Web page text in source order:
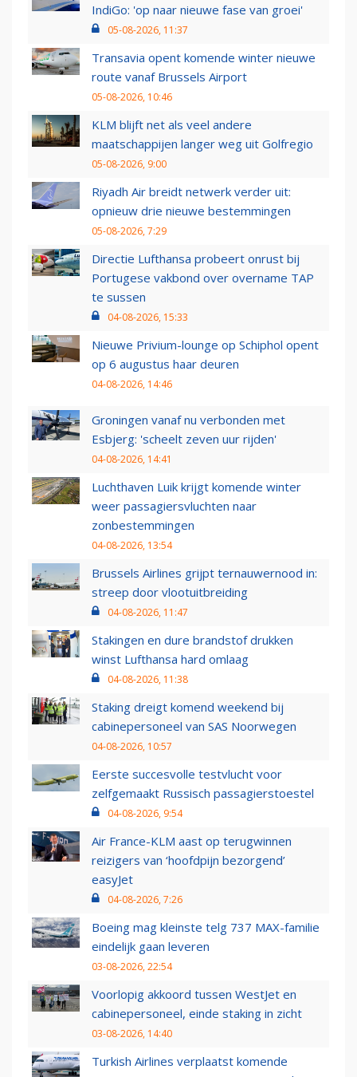
IndiGo: 'op naar nieuwe fase van groei'
05-08-2026, 11:37
Transavia opent komende winter nieuwe
route vanaf Brussels Airport
05-08-2026, 10:46
KLM blijft net als veel andere
maatschappijen langer weg uit Golfregio
05-08-2026, 9:00
Riyadh Air breidt netwerk verder uit:
opnieuw drie nieuwe bestemmingen
05-08-2026, 7:29
Directie Lufthansa probeert onrust bij
Portugese vakbond over overname TAP
te sussen
04-08-2026, 15:33
Nieuwe Privium-lounge op Schiphol opent
op 6 augustus haar deuren
04-08-2026, 14:46
Groningen vanaf nu verbonden met
Esbjerg: 'scheelt zeven uur rijden'
04-08-2026, 14:41
Luchthaven Luik krijgt komende winter
weer passagiersvluchten naar
zonbestemmingen
04-08-2026, 13:54
Brussels Airlines grijpt ternauwernood in:
streep door vlootuitbreiding
04-08-2026, 11:47
Stakingen en dure brandstof drukken
winst Lufthansa hard omlaag
04-08-2026, 11:38
Staking dreigt komend weekend bij
cabinepersoneel van SAS Noorwegen
04-08-2026, 10:57
Eerste succesvolle testvlucht voor
zelfgemaakt Russisch passagierstoestel
04-08-2026, 9:54
Air France-KLM aast op terugwinnen
reizigers van ‘hoofdpijn bezorgend’
easyJet
04-08-2026, 7:26
Boeing mag kleinste telg 737 MAX-familie
eindelijk gaan leveren
03-08-2026, 22:54
Voorlopig akkoord tussen WestJet en
cabinepersoneel, einde staking in zicht
03-08-2026, 14:40
Turkish Airlines verplaatst komende